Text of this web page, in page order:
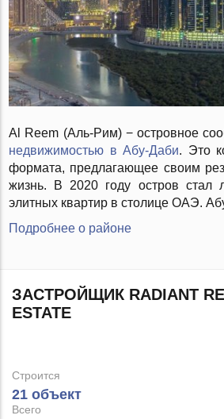
Al Reem (Аль-Рим) − островное
недвижимостью в Абу-Даби. Это
формата, предлагающее своим
жизнь. В 2020 году остров стал
элитных квартир в столице ОАЭ.
Подробнее о районе
ЗАСТРОЙЩИК RADIANT
ESTATE
Строится
21 объект
Всего